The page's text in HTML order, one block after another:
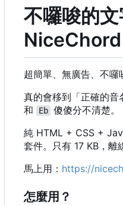
不囉唆的
超簡單、無廣告、不囉
真的會移到「正確的音
和 Eb 傻傻分不清楚。
純 HTML + CSS +
套件。只有 17 KB ， 離
馬上用： https://
怎麼用？